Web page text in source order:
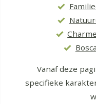
Vanaf deze
specifieke